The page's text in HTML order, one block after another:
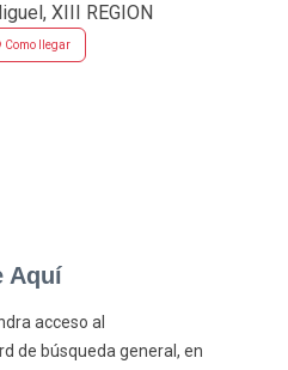
XIII REGION
Como llegar
Aquí
acceso al
de búsqueda general, en